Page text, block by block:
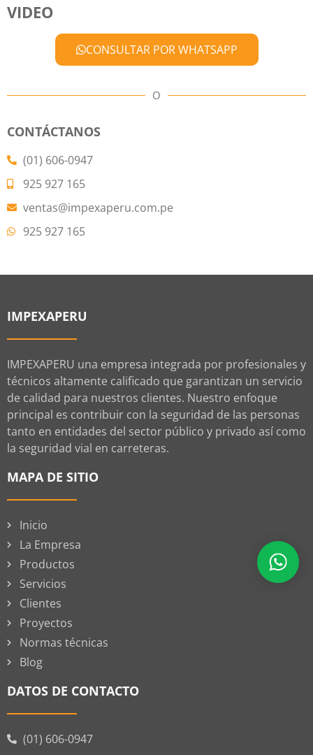
VIDEO
CONSULTAR POR WHATSAPP
O
CONTÁCTANOS
(01) 606-0947
925 927 165
ventas@impexaperu.com.pe
925 927 165
IMPEXAPERU
IMPEXAPERU una empresa integrada por profesionales y
técnicos altamente calificado que garantizan un servicio
de calidad para nuestros clientes. Nuestro enfoque
principal es contribuir con la seguridad de las personas
tanto en entidades del sector público y privado así como
la seguridad vial en carreteras.
MAPA DE SITIO
Inicio
La Empresa
Productos
Servicios
Clientes
Proyectos
Normas técnicas
Blog
DATOS DE CONTACTO
(01) 606-0947